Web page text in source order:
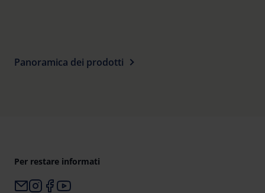
Panoramica dei prodotti
Per restare informati